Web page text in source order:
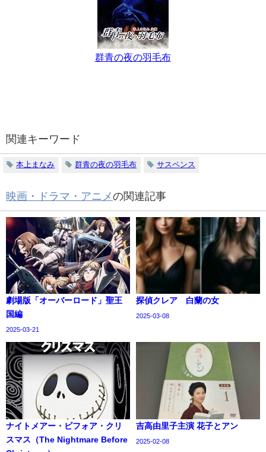
群青の夜の羽毛布
関連キーワード
本上まなみ 群青の夜の羽毛布 サスペンス
映画・ドラマ・アニメの関連記事
劇場版「オーバーロード」聖王
国編
2025-03-21
探偵クレア 白蘭の女
2025-03-08
ナイトメアー・ビフォア・クリ
スマス（The Nightmare Before
吉高由里子主演 花子とアン
2025-02-08